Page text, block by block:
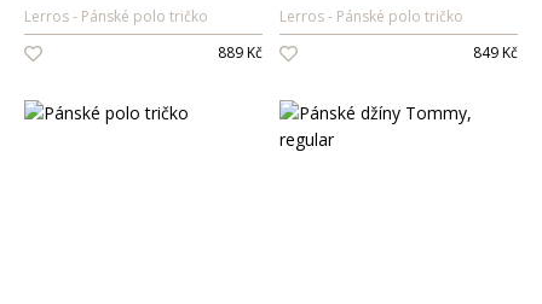
Lerros
Pánské polo tričko
889 Kč
Lerros
Pánské polo tričko
849 Kč